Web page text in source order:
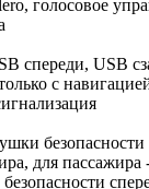
голосовое
спереди, USB
с
безопасности
для